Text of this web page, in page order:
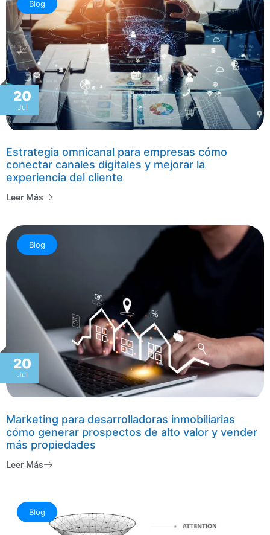
20
Jul
Blog
Estrategia omnicanal para empresas cómo
conectar canales digitales y mejorar la
experiencia del cliente
Leer Más
20
Jul
Blog
Marketing para desarrolladoras inmobiliarias
cómo generar prospectos de alto valor y vender
más propiedades
Leer Más
Blog